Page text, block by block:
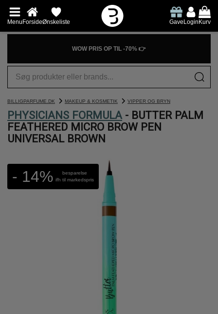
MenuForsideØnskeliste GaveLoginKurv
WOW PRIS OP TIL -70% 👉
BILLIGPARFUME.DK MAKEUP & KOSMETIK VIPPER OG BRYN
PHYSICIANS FORMULA - BUTTER PALM
FEATHERED MICRO BROW PEN
UNIVERSAL BROWN
- 14%
besparelse
ifh til markedspris